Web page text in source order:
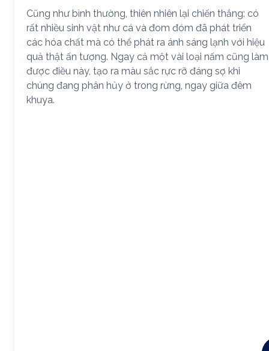
Cũng như bình thường, thiên nhiên lại chiến thắng: có
rất nhiều sinh vật như cá và đom đóm đã phát triển
các hóa chất mà có thể phát ra ánh sáng lạnh với hiệu
quả thật ấn tượng. Ngay cả một vài loại nấm cũng làm
được điều này, tạo ra màu sắc rực rỡ đáng sợ khi
chúng đang phân hủy ở trong rừng, ngay giữa đêm
khuya.